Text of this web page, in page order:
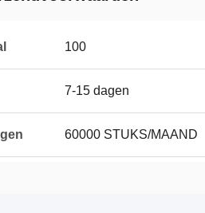
100
7-15 dagen
60000 STUKS/MAAND